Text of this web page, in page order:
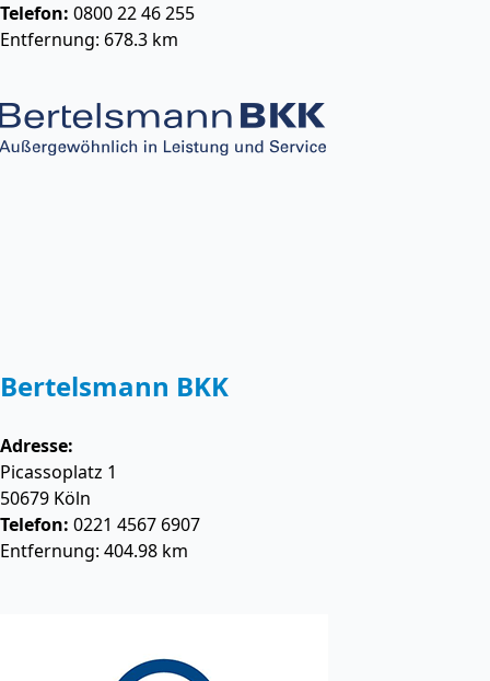
Telefon: 0800 22 46 255
Entfernung: 678.3 km
Bertelsmann BKK
Adresse:
Picassoplatz 1
50679 Köln
Telefon: 0221 4567 6907
Entfernung: 404.98 km